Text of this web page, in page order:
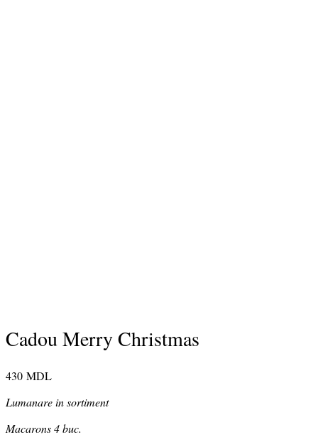
Cadou Merry Christmas
430 MDL
Lumanare in sortiment
Macarons 4 buc.